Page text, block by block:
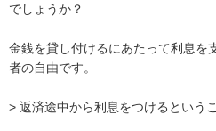
でしょうか？
金銭を貸し付けるにあたって利息を
者の自由です。
> 返済途中から利息をつけるという